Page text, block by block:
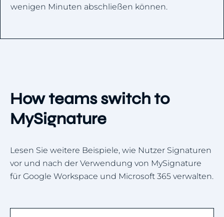
wenigen Minuten abschließen können.
How teams switch to
MySignature
Lesen Sie weitere Beispiele, wie Nutzer Signaturen
vor und nach der Verwendung von MySignature
für Google Workspace und Microsoft 365 verwalten.